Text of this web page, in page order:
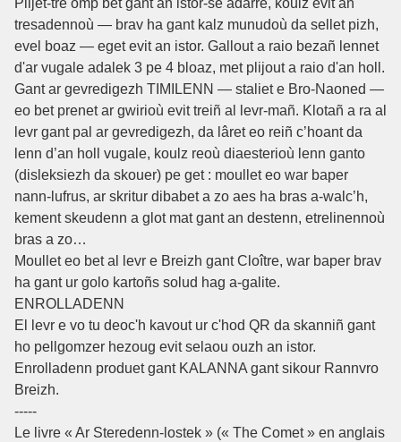
Plijet-tre omp bet gant an istor-se adarre, koulz evit an
tresadennoù — brav ha gant kalz munudoù da sellet pizh,
evel boaz — eget evit an istor. Gallout a raio bezañ lennet
d'ar vugale adalek 3 pe 4 bloaz, met plijout a raio d'an holl.
Gant ar gevredigezh TIMILENN — staliet e Bro-Naoned —
eo bet prenet ar gwirioù evit treiñ al levr-mañ. Klotañ a ra al
levr gant pal ar gevredigezh, da lâret eo reiñ c’hoant da
lenn d’an holl vugale, koulz reoù diaesterioù lenn ganto
(disleksiezh da skouer) pe get : moullet eo war baper
nann-lufrus, ar skritur dibabet a zo aes ha bras a-walc’h,
kement skeudenn a glot mat gant an destenn, etrelinennoù
bras a zo…
Moullet eo bet al levr e Breizh gant Cloître, war baper brav
ha gant ur golo kartoñs solud hag a-galite.
ENROLLADENN
El levr e vo tu deoc'h kavout ur c'hod QR da skanniñ gant
ho pellgomzer hezoug evit selaou ouzh an istor.
Enrolladenn produet gant KALANNA gant sikour Rannvro
Breizh.
-----
Le livre « Ar Steredenn-lostek » (« The Comet » en anglais